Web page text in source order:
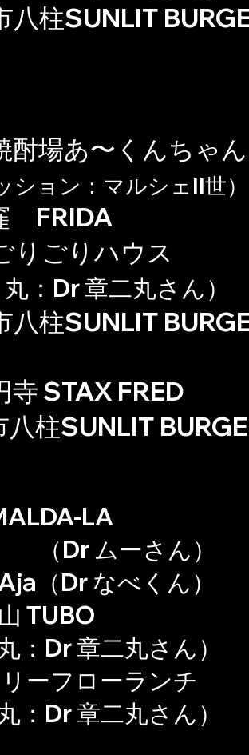
八柱SUNLIT
酎場あ〜くんちゃ
ション：マルシェII世）
FRIDA
りごりハウス
丸：Dr 章二丸さん）
八柱SUNLIT
STAX FRED
柱SUNLIT
LA
さん）
（Dr なべくん）
TUBO
章二丸さん）
ーフローランチ
：Dr 章二丸さん）